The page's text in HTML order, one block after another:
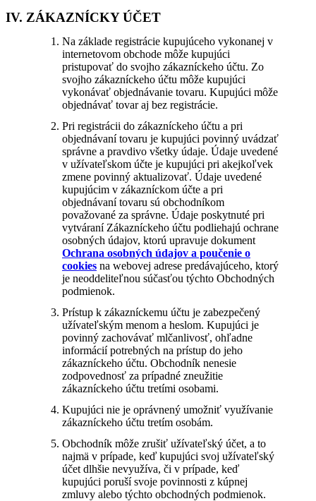
IV. ZÁKAZNÍCKY ÚČET
Na základe registrácie kupujúceho vykonanej v
internetovom obchode môže kupujúci
pristupovať do svojho zákazníckeho účtu. Zo
svojho zákazníckeho účtu môže kupujúci
vykonávať objednávanie tovaru. Kupujúci môže
objednávať tovar aj bez registrácie.
Pri registrácii do zákazníckeho účtu a pri
objednávaní tovaru je kupujúci povinný uvádzať
správne a pravdivo všetky údaje. Údaje uvedené
v užívateľskom účte je kupujúci pri akejkoľvek
zmene povinný aktualizovať. Údaje uvedené
kupujúcim v zákazníckom účte a pri
objednávaní tovaru sú obchodníkom
považované za správne. Údaje poskytnuté pri
vytváraní Zákazníckeho účtu podliehajú ochrane
osobných údajov, ktorú upravuje dokument
Ochrana osobných údajov a poučenie o
cookies na webovej adrese predávajúceho, ktorý
je neoddeliteľnou súčasťou týchto Obchodných
podmienok.
Prístup k zákazníckemu účtu je zabezpečený
užívateľským menom a heslom. Kupujúci je
povinný zachovávať mlčanlivosť, ohľadne
informácií potrebných na prístup do jeho
zákazníckeho účtu. Obchodník nenesie
zodpovednosť za prípadné zneužitie
zákazníckeho účtu tretími osobami.
Kupujúci nie je oprávnený umožniť využívanie
zákazníckeho účtu tretím osobám.
Obchodník môže zrušiť užívateľský účet, a to
najmä v prípade, keď kupujúci svoj užívateľský
účet dlhšie nevyužíva, či v prípade, keď
kupujúci poruší svoje povinnosti z kúpnej
zmluvy alebo týchto obchodných podmienok.